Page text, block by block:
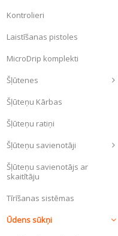
Kontrolieri
Laistīšanas pistoles
MicroDrip komplekti
Šļūtenes
Šļūteņu Kārbas
Šļūteņu ratiņi
Šļūteņu savienotāji
Šļūteņu savienotājs ar
skaitītāju
Tīrīšanas sistēmas
Ūdens sūkņi